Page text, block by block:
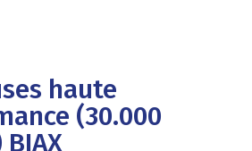
haute
(30.000